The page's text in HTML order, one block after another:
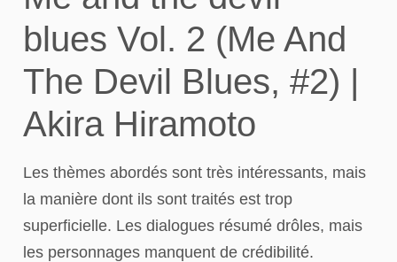
blues Vol. 2 (Me And
The Devil Blues, #2) |
Akira Hiramoto
Les thèmes abordés sont très intéressants, mais
la manière dont ils sont traités est trop
superficielle. Les dialogues résumé drôles, mais
les personnages manquent de crédibilité.